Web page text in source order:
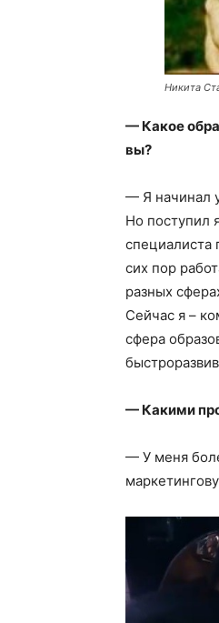
Никита
— Какое
вы?
— Я начинал
Но поступил
специалиста
сих пор
разных
Сейчас я –
сфера
— Какими
— У меня